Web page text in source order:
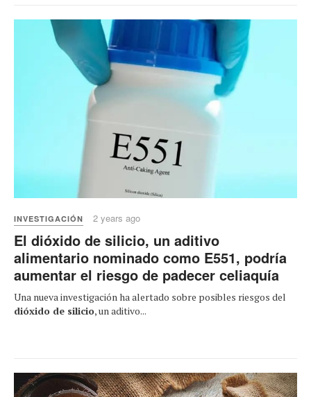
INVESTIGACIÓN 2 years ago
El dióxido de silicio, un aditivo
alimentario nominado como E551, podría
aumentar el riesgo de padecer celiaquía
Una nueva investigación ha alertado sobre posibles riesgos del
dióxido de silicio, un aditivo...